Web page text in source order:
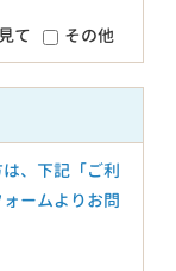
て その他
、下記「ご利
ームよりお問